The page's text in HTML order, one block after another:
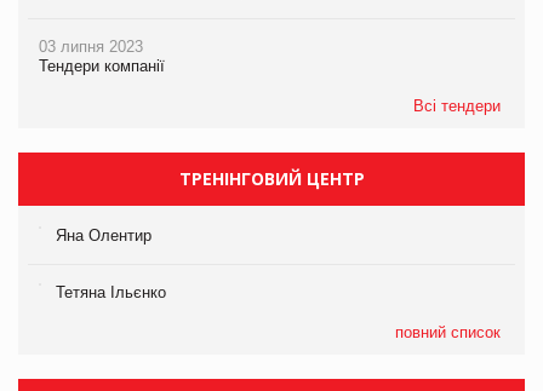
03 липня 2023
Тендери компанії
Всі тендери
ТРЕНІНГОВИЙ ЦЕНТР
Яна Олентир
Тетяна Ільєнко
повний список